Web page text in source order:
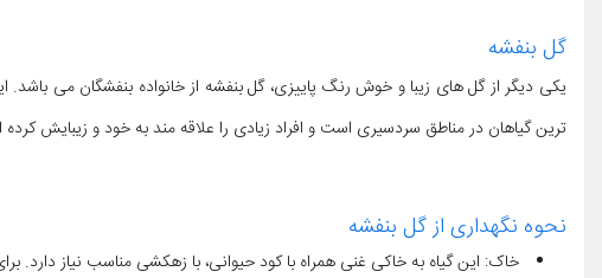
گل بنفشه
یکی دیگر از گل های زیبا و خوش رنگ پاییزی، گل بنفشه از خانواده بنفشگان می
ترین گیاهان در مناطق سردسیری است و افراد زیادی را علاقه مند به خود و زیبایش
نحوه نگهداری از گل بنفشه
خاک: این گیاه به خاکی غنی همراه با کود حیوانی، با زهکشی مناسب نیاز